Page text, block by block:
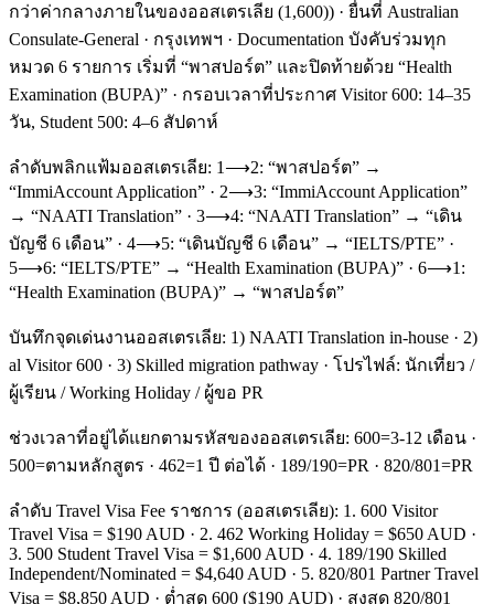
กว่าค่ากลางภายในของออสเตรเลีย (1,600)) · ยื่นที่ Australian
Consulate-General · กรุงเทพฯ · Documentation บังคับร่วมทุก
หมวด 6 รายการ เริ่มที่ “พาสปอร์ต” และปิดท้ายด้วย “Health
Examination (BUPA)” · กรอบเวลาที่ประกาศ Visitor 600: 14–35
วัน, Student 500: 4–6 สัปดาห์
ลำดับพลิกแฟ้มออสเตรเลีย: 1⟶2: “พาสปอร์ต” →
“ImmiAccount Application” · 2⟶3: “ImmiAccount Application”
→ “NAATI Translation” · 3⟶4: “NAATI Translation” → “เดิน
บัญชี 6 เดือน” · 4⟶5: “เดินบัญชี 6 เดือน” → “IELTS/PTE” ·
5⟶6: “IELTS/PTE” → “Health Examination (BUPA)” · 6⟶1:
“Health Examination (BUPA)” → “พาสปอร์ต”
บันทึกจุดเด่นงานออสเตรเลีย: 1) NAATI Translation in-house · 2)
al Visitor 600 · 3) Skilled migration pathway · โปรไฟล์: นักเที่ยว /
ผู้เรียน / Working Holiday / ผู้ขอ PR
ช่วงเวลาที่อยู่ได้แยกตามรหัสของออสเตรเลีย: 600=3-12 เดือน ·
500=ตามหลักสูตร · 462=1 ปี ต่อได้ · 189/190=PR · 820/801=PR
ลำดับ Travel Visa Fee ราชการ (ออสเตรเลีย): 1. 600 Visitor
Travel Visa = $190 AUD · 2. 462 Working Holiday = $650 AUD ·
3. 500 Student Travel Visa = $1,600 AUD · 4. 189/190 Skilled
Independent/Nominated = $4,640 AUD · 5. 820/801 Partner Travel
Visa = $8,850 AUD · ต่ำสุด 600 ($190 AUD) · สูงสุด 820/801